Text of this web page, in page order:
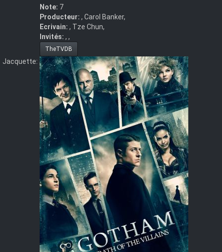
Note: 7
Producteur: , Carol Banker,
Ecrivain: , Tze Chun,
Invités: , ,
TheTVDB
Jacquette: